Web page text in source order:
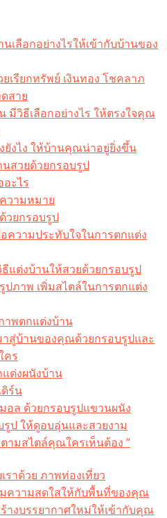
เลือกอย่างไรให้เข้ากับบ้านของ
เรียกทรัพย์ เงินทอง โชคลาภ
สาย
มีวิธีเลือกอย่างไร ให้ตรงใจคุณ
ยังไง ให้บ้านคุณน่าอยู่ยิ่งขึ้น
นสวยด้วยกรอบรูป
ะไร​
วามหมาย
วยกรอบรูป
ความประทับใจในการตกแต่ง
แต่งบ้านให้สวยด้วยกรอบรูป
ภาพ เพิ่มสไตล์ในการตกแต่ง
าพตกแต่งบ้าน
สู่บ้านของคุณด้วยกรอบรูปและ
คร
ต่งผนังบ้าน
ร์น
อล ด้วยกรอบรูปแขวนผนัง
ป ให้ดูอบอุ่นและสวยงาม
ามสไตล์คุณใครเห็นต้อง ”
ราด้วย ภาพท่องเที่ยว
ความสดใสให้กับพื้นที่ของคุณ
างบรรยากาศใหม่ให้เข้ากับคุณ